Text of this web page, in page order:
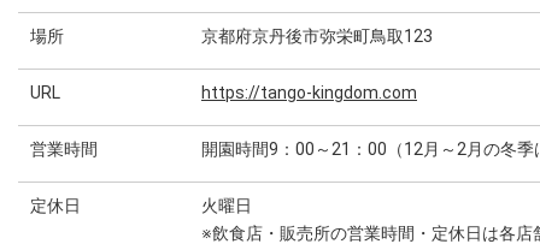
場所 京都府京丹後市弥栄町鳥取123
URL https://tango-kingdom.com
営業時間 開園時間9：00～21：00（12月～2月の冬季
定休日
火曜日
※飲食店・販売所の営業時間・定休日は各店